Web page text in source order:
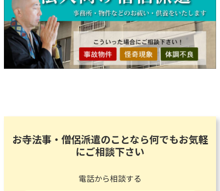
お寺法事・僧侶派遣のことなら何でもお気軽
にご相談下さい
電話から相談する